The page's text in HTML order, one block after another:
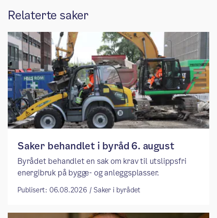
Relaterte saker
Saker behandlet i byråd 6. august
Byrådet behandlet en sak om krav til utslippsfri
energibruk på bygge- og anleggsplasser.
Publisert: 06.08.2026 / Saker i byrådet